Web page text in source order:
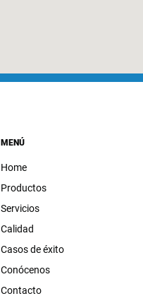
MENÚ
Home
Productos
Servicios
Calidad
Casos de éxito
Conócenos
Contacto